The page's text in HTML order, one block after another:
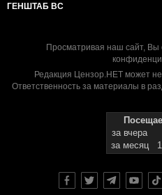
ГЕНШТАБ ВС
Просматривая наш сайт, Вы
Редакция Цензор.НЕТ может
Ответственность за материалы в
за вчера
за месяц